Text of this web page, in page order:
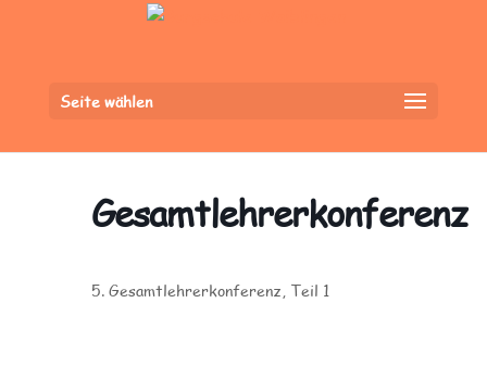
Seite wählen
Gesamtlehrerkonferenz
5. Gesamtlehrerkonferenz, Teil 1